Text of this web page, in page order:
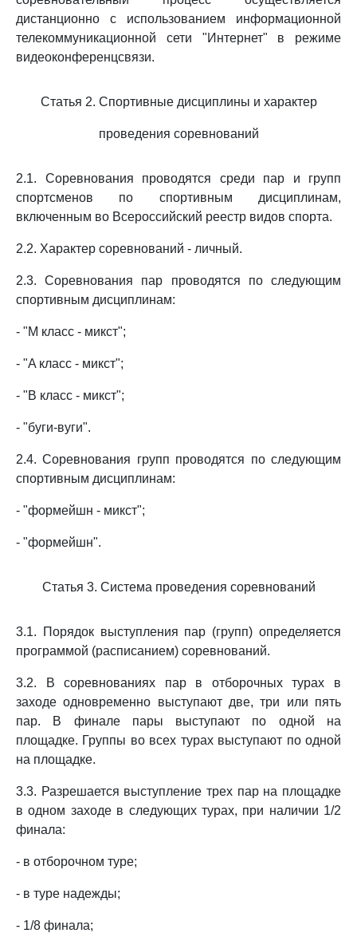
дистанционно с использованием информационной
телекоммуникационной сети "Интернет" в режиме
видеоконференцсвязи.
Статья 2. Спортивные дисциплины и характер
проведения соревнований
2.1. Соревнования проводятся среди пар и групп
спортсменов по спортивным дисциплинам,
включенным во Всероссийский реестр видов спорта.
2.2. Характер соревнований - личный.
2.3. Соревнования пар проводятся по следующим
спортивным дисциплинам:
- "M класс - микст";
- "A класс - микст";
- "B класс - микст";
- "буги-вуги".
2.4. Соревнования групп проводятся по следующим
спортивным дисциплинам:
- "формейшн - микст";
- "формейшн".
Статья 3. Система проведения соревнований
3.1. Порядок выступления пар (групп) определяется
программой (расписанием) соревнований.
3.2. В соревнованиях пар в отборочных турах в
заходе одновременно выступают две, три или пять
пар. В финале пары выступают по одной на
площадке. Группы во всех турах выступают по одной
на площадке.
3.3. Разрешается выступление трех пар на площадке
в одном заходе в следующих турах, при наличии 1/2
финала:
- в отборочном туре;
- в туре надежды;
- 1/8 финала;